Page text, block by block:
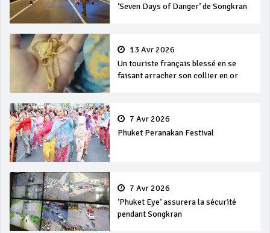
‘Seven Days of Danger’ de Songkran
13 Avr 2026
Un touriste français blessé en se
faisant arracher son collier en or
7 Avr 2026
Phuket Peranakan Festival
7 Avr 2026
‘Phuket Eye’ assurera la sécurité
pendant Songkran